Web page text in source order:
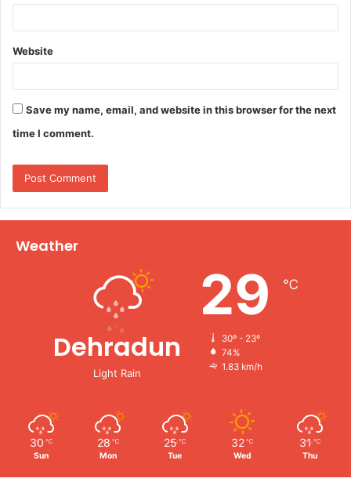
Website
Save my name, email, and website in this browser for the next
time I comment.
Weather
Dehradun
Light Rain
29 ℃
30º - 23º
74%
1.83 km/h
30 ℃
Sun
28 ℃
Mon
25 ℃
Tue
32 ℃
Wed
31 ℃
Thu